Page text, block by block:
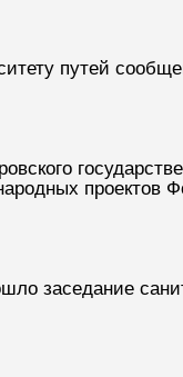
путей
проектов
заседание